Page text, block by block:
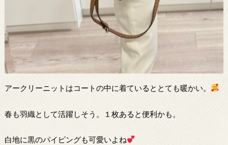
アークリーニットはコートの中に着ているととても暖かい。
春も羽織として活躍しそう。１枚あると便利かも。
白地に黒のパイピングも可愛いよね